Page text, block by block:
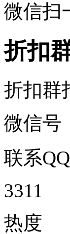
微信扫
折扣
折扣群
微信号
联系QQ
3311
热度